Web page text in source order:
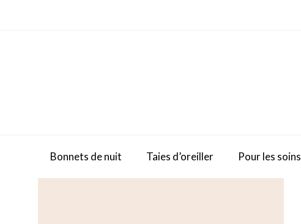
Bonnets de nuit Taies d’oreiller Pour les soins